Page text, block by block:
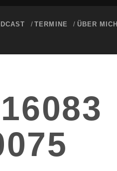
TERMINE ÜBER MICH